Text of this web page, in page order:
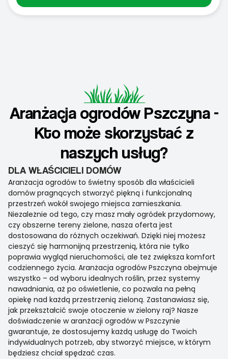
Aranżacja ogrodów Pszczyna -
Kto może skorzystać z
naszych usług?
DLA WŁAŚCICIELI DOMÓW
Aranżacja ogrodów to świetny sposób dla właścicieli
domów pragnących stworzyć piękną i funkcjonalną
przestrzeń wokół swojego miejsca zamieszkania.
Niezależnie od tego, czy masz mały ogródek przydomowy,
czy obszerne tereny zielone, nasza oferta jest
dostosowana do różnych oczekiwań. Dzięki niej możesz
cieszyć się harmonijną przestrzenią, która nie tylko
poprawia wygląd nieruchomości, ale też zwiększa komfort
codziennego życia. Aranżacja ogrodów Pszczyna obejmuje
wszystko – od wyboru idealnych roślin, przez systemy
nawadniania, aż po oświetlenie, co pozwala na pełną
opiekę nad każdą przestrzenią zieloną. Zastanawiasz się,
jak przekształcić swoje otoczenie w zielony raj? Nasze
doświadczenie w aranżacji ogrodów w Pszczynie
gwarantuje, że dostosujemy każdą usługę do Twoich
indywidualnych potrzeb, aby stworzyć miejsce, w którym
będziesz chciał spędzać czas.